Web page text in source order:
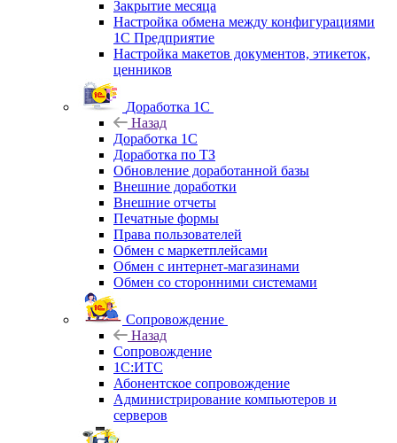
Закрытие месяца
Настройка обмена между конфигурациями
1С Предприятие
Настройка макетов документов, этикеток,
ценников
Доработка 1С
Назад
Доработка 1С
Доработка по ТЗ
Обновление доработанной базы
Внешние доработки
Внешние отчеты
Печатные формы
Права пользователей
Обмен с маркетплейсами
Обмен с интернет-магазинами
Обмен со сторонними системами
Сопровождение
Назад
Сопровождение
1C:ИТС
Абонентское сопровождение
Администрирование компьютеров и
серверов